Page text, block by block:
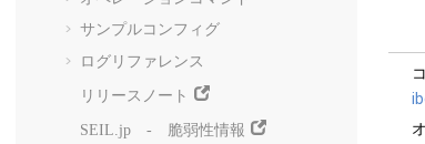
サンプルコンフィグ
ログリファレンス
リリースノート
SEIL.jp - 脆弱性情報